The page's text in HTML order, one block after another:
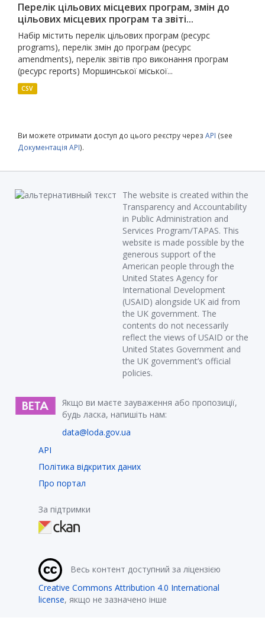
Перелік цільових місцевих програм, змін до
цільових місцевих програм та звіті...
Набір містить перелік цільових програм (ресурс
programs), перелік змін до програм (ресурс
amendments), перелік звітів про виконання програм
(ресурс reports) Моршинської міської...
CSV
Ви можете отримати доступ до цього реєстру через API (see
Документація API).
The website is created within the
Transparency and Accountability
in Public Administration and
Services Program/TAPAS. This
website is made possible by the
generous support of the
American people through the
United States Agency for
International Development
(USAID) alongside UK aid from
the UK government. The
contents do not necessarily
reflect the views of USAID or the
United States Government and
the UK government’s official
policies.
Якщо ви маєте зауваження або пропозиції,
будь ласка, напишіть нам:
data@loda.gov.ua
API
Політика відкритих даних
Про портал
За підтримки
Весь контент доступний за ліцензією
Creative Commons Attribution 4.0 International
license, якщо не зазначено інше